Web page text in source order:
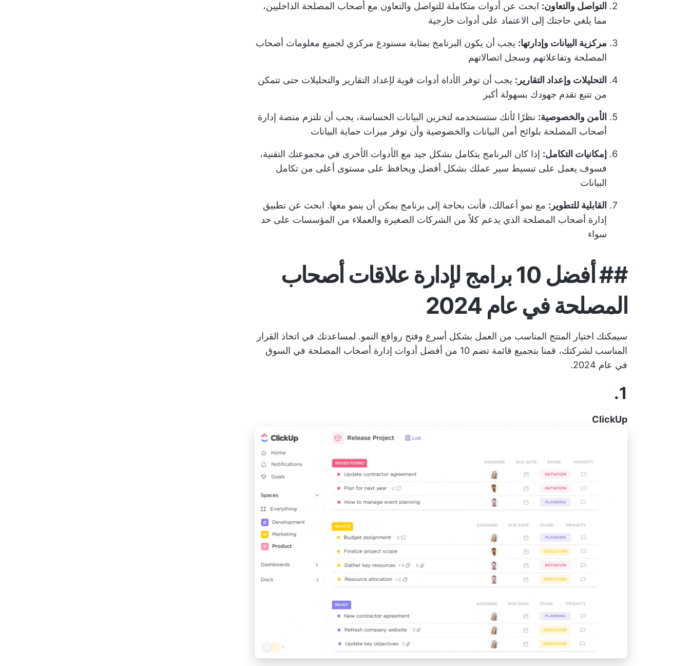
التواصل والتعاون: ابحث عن أدوات متكاملة للتواصل والتعاون مع أصحاب المصلحة الداخليين،
مما يلغي حاجتك إلى الاعتماد على أدوات خارجية
مركزية البيانات وإدارتها: يجب أن يكون البرنامج بمثابة مستودع مركزي لجميع معلومات أصحاب
المصلحة وتفاعلاتهم وسجل اتصالاتهم
التحليلات وإعداد التقارير: يجب أن توفر الأداة أدوات قوية لإعداد التقارير والتحليلات حتى تتمكن
من تتبع تقدم جهودك بسهولة أكبر
الأمن والخصوصية: نظرًا لأنك ستستخدمه لتخزين البيانات الحساسة، يجب أن تلتزم منصة إدارة
أصحاب المصلحة بلوائح أمن البيانات والخصوصية وأن توفر ميزات حماية البيانات
إمكانيات التكامل: إذا كان البرنامج يتكامل بشكل جيد مع الأدوات الأخرى في مجموعتك التقنية،
فسوف يعمل على تبسيط سير عملك بشكل أفضل ويحافظ على مستوى أعلى من تكامل
البيانات
القابلية للتطوير: مع نمو أعمالك، فأنت بحاجة إلى برنامج يمكن أن ينمو معها. ابحث عن تطبيق
إدارة أصحاب المصلحة الذي يدعم كلاً من الشركات الصغيرة والعملاء من المؤسسات على حد
سواء
##
أفضل 10 برامج لإدارة علاقات أصحاب
المصلحة في عام 2024
سيمكنك اختيار المنتج المناسب من العمل بشكل أسرع وفتح روافع النمو. لمساعدتك في اتخاذ القرار
المناسب لشركتك، قمنا بتجميع قائمة تضم 10 من أفضل أدوات إدارة أصحاب المصلحة في السوق
في عام 2024.
1.
ClickUp